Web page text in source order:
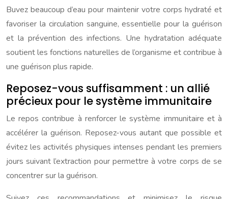
Buvez beaucoup d’eau pour maintenir votre corps hydraté et
favoriser la circulation sanguine, essentielle pour la guérison
et la prévention des infections. Une hydratation adéquate
soutient les fonctions naturelles de l’organisme et contribue à
une guérison plus rapide.
Reposez-vous suffisamment : un allié
précieux pour le système immunitaire
Le repos contribue à renforcer le système immunitaire et à
accélérer la guérison. Reposez-vous autant que possible et
évitez les activités physiques intenses pendant les premiers
jours suivant l’extraction pour permettre à votre corps de se
concentrer sur la guérison.